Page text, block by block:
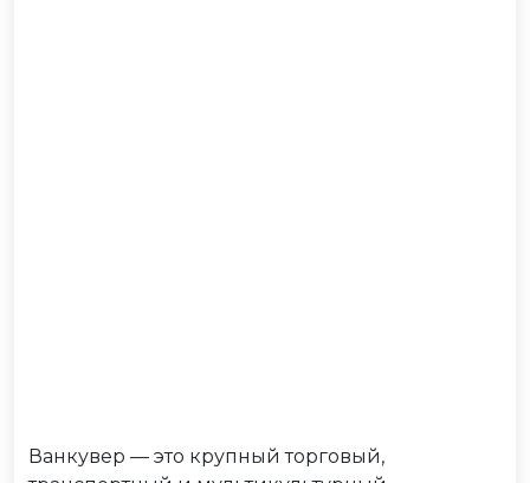
Ванкувер — это крупный торговый,